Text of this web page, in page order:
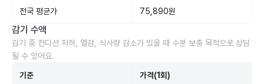
전국 평균가 75,890원
감기 수액
감기 중 컨디션 저하, 열감, 식사량 감소가 있을 때 수분 보충 목적으로 상담
될 수 있어요.
기준 가격(1회)